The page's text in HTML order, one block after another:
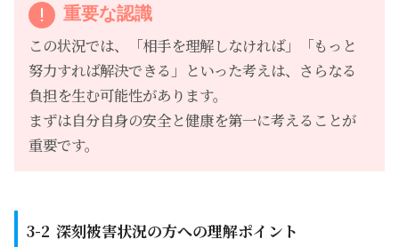
重要な認識
この状況では、「相手を理解しなければ」「もっと
努力すれば解決できる」といった考えは、さらなる
負担を生む可能性があります。
まずは自分自身の安全と健康を第一に考えることが
重要です。
深刻被害状況の方への理解ポイント